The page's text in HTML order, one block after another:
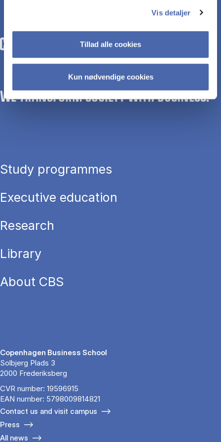
Vis detaljer
Tillad alle cookies
Kun nødvendige cookies
WE TRANSFORM SOCIETY WITH BUSINESS.
Study programmes
Executive education
Research
Library
About CBS
Copenhagen Business School
Solbjerg Plads 3
2000 Frederiksberg
CVR number: 19596915
EAN number: 5798009814821
Contact us and visit campus
Press
All news